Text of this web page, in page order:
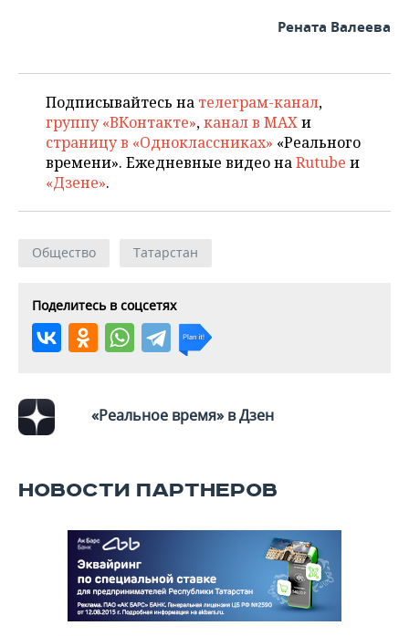
Рената Валеева
Подписывайтесь на телеграм-канал,
группу «ВКонтакте»,канал в MAXи
страницу в «Одноклассниках» «Реального
времени». Ежедневные видео наRutube и
«Дзене».
Общество Татарстан
Поделитесь в соцсетях
«Реальное время» в Дзен
НОВОСТИ ПАРТНЕРОВ